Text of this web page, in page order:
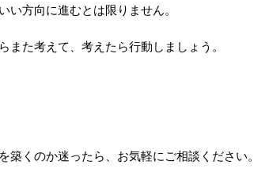
い方向に進むとは限りません。
また考えて、考えたら行動しましょう。
築くのか迷ったら、お気軽にご相談ください。